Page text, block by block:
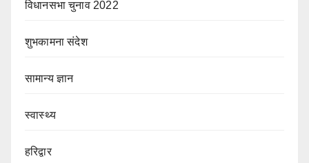
विधानसभा चुनाव 2022
शुभकामना संदेश
सामान्य ज्ञान
स्वास्थ्य
हरिद्वार